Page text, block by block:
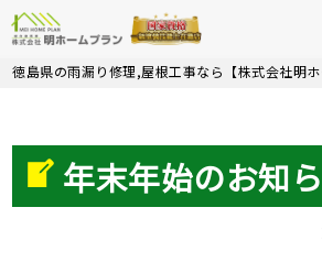
Skip
徳島県の雨漏り修理,屋根工事なら【株式会社明
年末年始のお知